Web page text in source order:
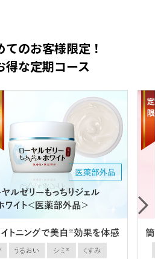
てのお客様限定！
得な定期コース